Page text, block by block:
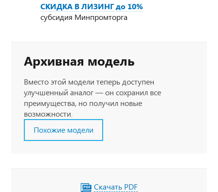
СКИДКА В ЛИЗИНГ до 10%
субсидия Минпромторга
Архивная модель
Вместо этой модели теперь доступен
улучшенный аналог — он сохранил все
преимущества, но получил новые
возможности.
Похожие модели
Скачать PDF